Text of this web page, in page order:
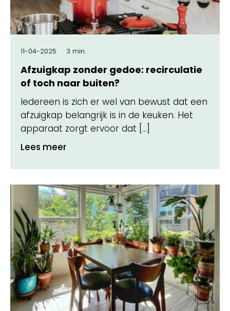
11-04-2025 3 min.
Afzuigkap zonder gedoe: recirculatie
of toch naar buiten?
Iedereen is zich er wel van bewust dat een
afzuigkap belangrijk is in de keuken. Het
apparaat zorgt ervoor dat […]
Lees meer